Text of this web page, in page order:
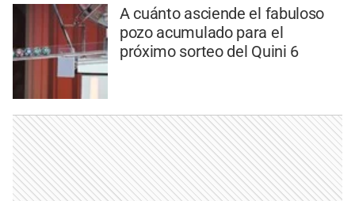
A cuánto asciende el fabuloso
pozo acumulado para el
próximo sorteo del Quini 6